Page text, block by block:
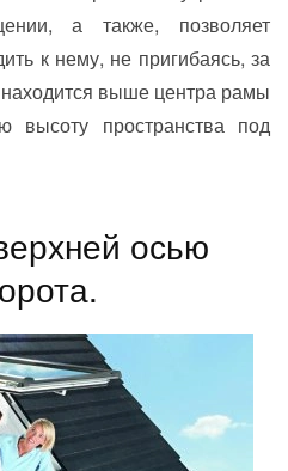
а также, позволяет
к нему, не пригибаясь, за
находится выше центра рамы
высоту пространства под
осью